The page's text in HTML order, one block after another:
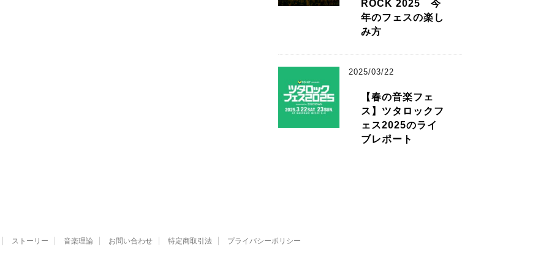
ROCK 2025 今
年のフェスの楽し
み方
2025/03/22
【春の音楽フェ
ス】ツタロックフ
ェス2025のライ
ブレポート
ストーリー 音楽理論 お問い合わせ 特定商取引法 プライバシーポリシー